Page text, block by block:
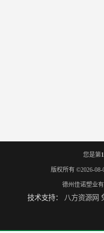
您是第
版权所有 ©2026-08-
德州佳诺塑业
技术支持： 八方资源网